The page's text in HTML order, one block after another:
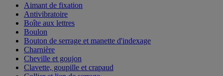
Aimant de fixation
Antivibratoire
Boîte aux lettres
Boulon
Bouton de serrage et manette d'indexage
Charnière
Cheville et goujon
Clavette, goupille et crapaud